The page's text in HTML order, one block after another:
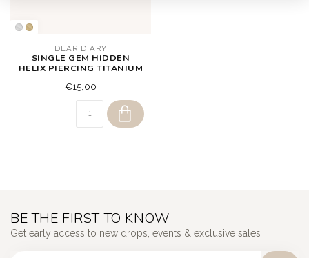
DEAR DIARY
SINGLE GEM HIDDEN
HELIX PIERCING TITANIUM
€15,00
BE THE FIRST TO KNOW
Get early access to new drops, events & exclusive sales